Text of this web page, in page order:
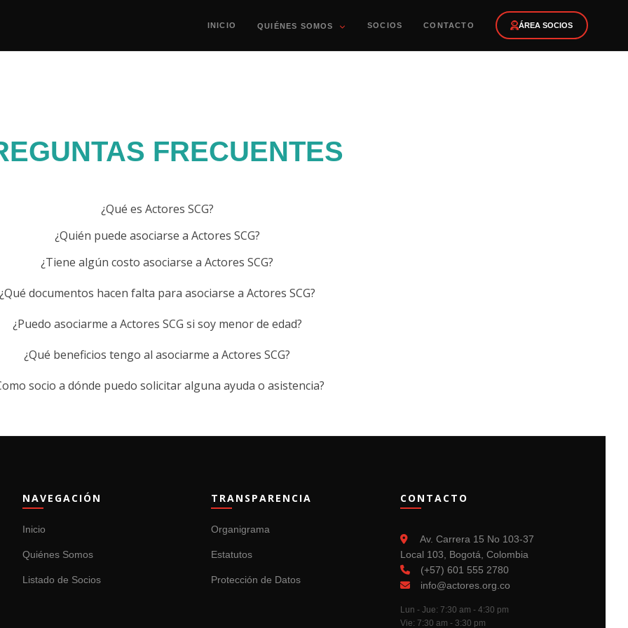
INICIO QUIÉNES SOMOS SOCIOS CONTACTO ÁREA SOCIOS
FRECUENTES
¿Qué es Actores SCG?
¿Quién puede asociarse a Actores SCG?
¿Tiene algún costo asociarse a Actores SCG?
documentos hacen falta para asociarse a Actores SCG?
¿Puedo asociarme a Actores SCG si soy menor de edad?
¿Qué beneficios tengo al asociarme a Actores SCG?
socio a dónde puedo solicitar alguna ayuda o asistencia?
NAVEGACIÓN
Inicio
Quiénes Somos
Listado de Socios
TRANSPARENCIA
Organigrama
Estatutos
Protección de Datos
CONTACTO
Av. Carrera 15 No 103-37
Local 103, Bogotá, Colombia
(+57) 601 555 2780
info@actores.org.co
Lun - Jue: 7:30 am - 4:30 pm
Vie: 7:30 am - 3:30 pm